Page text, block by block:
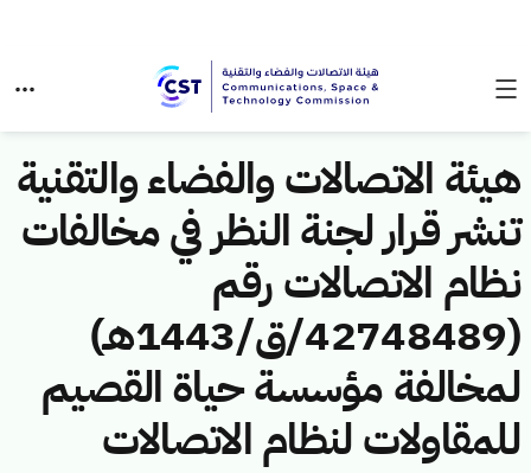
هيئة الاتصالات والفضاء والتقنية
تنشر قرار لجنة النظر في مخالفات
نظام الاتصالات رقم
(42748489/ق/1443هـ)
لمخالفة مؤسسة حياة القصيم
للمقاولات لنظام الاتصالات